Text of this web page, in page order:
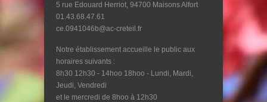
5 rue Edouard Herriot, 94700 Maisons Alfort
01.43.68.47.61
ce.0941046b@ac-creteil.fr
Notre établissement accueille le public aux
horaires suivants :
8h30 12h30 - 14hoo 18hoo - Lundi, Mardi,
Jeudi, Vendredi
et le mercredi de 8hoo à 12h30